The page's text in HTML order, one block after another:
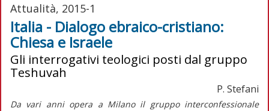
Attualità, 2015-1
Italia - Dialogo ebraico-cristiano:
Chiesa e Israele
Gli interrogativi teologici posti dal gruppo
Teshuvah
P. Stefani
Da vari anni opera a Milano il gruppo interconfessionale